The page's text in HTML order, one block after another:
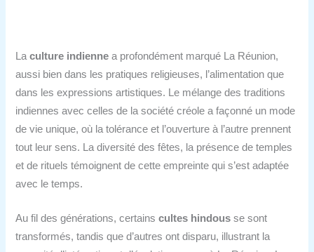
Laculture indienne a profondément marqué La Réunion,
aussi bien dans les pratiques religieuses, l’alimentation que
dans les expressions artistiques. Le mélange des traditions
indiennes avec celles de la société créole a façonné un mode
de vie unique, où la tolérance et l’ouverture à l’autre prennent
tout leur sens. La diversité des fêtes, la présence de temples
et de rituels témoignent de cette empreinte qui s’est adaptée
avec le temps.
Au fil des générations, certainscultes hindous se sont
transformés, tandis que d’autres ont disparu, illustrant la